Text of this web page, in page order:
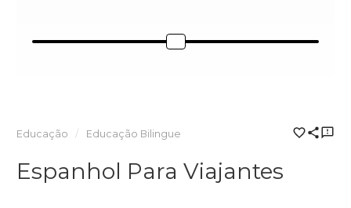
Educação Educação Bilingue
Espanhol Para Viajantes